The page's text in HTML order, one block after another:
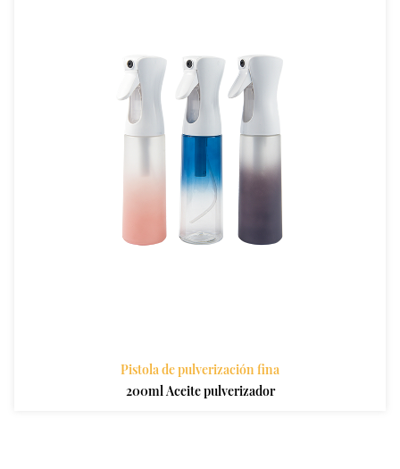
Pistola de pulverización fina
200ml Aceite pulverizador